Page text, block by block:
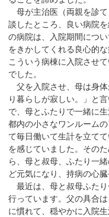
文
へ
移
動
し
ま
す
サ
イ
ド
メ
ニ
ュ
ー
へ
母が主治医（両親を診
談したところ、良い病院
の病院は、入院期間につ
をきかしてくれる良心的
こういう病棟に入院させ
でした。
父を入院させ、母は身
り暮らしが寂しい。」と
で、母とふたりで一緒に
都内の小さなワンルーム
て毎日働いて生計を立て
を感じていました。その
ら、母と叔母、ふたり一
ど元気になり、持病の心
最近は、母と叔母ふた
行っています。父の具合
に慣れて、穏やかに入院